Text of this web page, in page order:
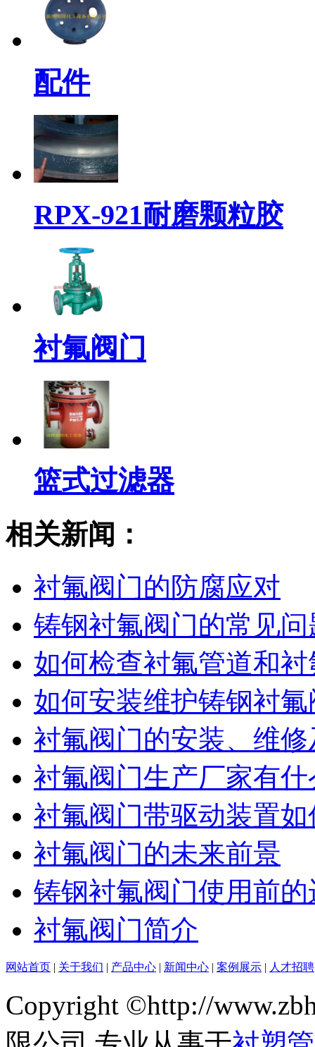
配件
RPX-921耐磨颗粒胶
衬氟阀门
篮式过滤器
相关新闻：
衬氟阀门的防腐应对
铸钢衬氟阀门的常见问
如何检查衬氟管道和
如何安装维护铸钢衬氟
衬氟阀门的安装、维
衬氟阀门生产厂家有
衬氟阀门带驱动装置
衬氟阀门的未来前景
铸钢衬氟阀门使用前
衬氟阀门简介
网站首页 | 关于我们 | 产品中心 | 新闻中心 | 案例展示 | 人才招聘
Copyright ©http://